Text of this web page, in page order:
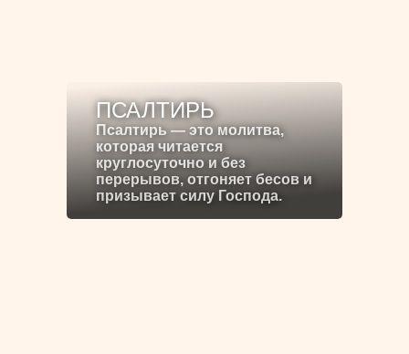
ПСАЛТИРЬ
Псалтирь — это молитва,
которая читается
круглосуточно и без
перерывов, отгоняет бесов и
призывает силу Господа.